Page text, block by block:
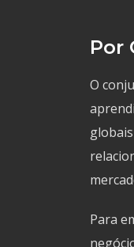
Por
O
Para